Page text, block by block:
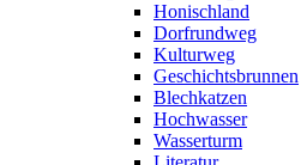
Honischland
Dorfrundweg
Kulturweg
Geschichtsbrunnen
Blechkatzen
Hochwasser
Wasserturm